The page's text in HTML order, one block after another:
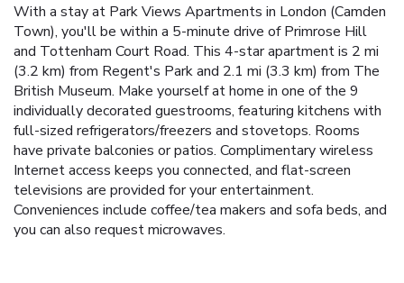
With a stay at Park Views Apartments in London (Camden
Town), you'll be within a 5-minute drive of Primrose Hill
and Tottenham Court Road. This 4-star apartment is 2 mi
(3.2 km) from Regent's Park and 2.1 mi (3.3 km) from The
British Museum. Make yourself at home in one of the 9
individually decorated guestrooms, featuring kitchens with
full-sized refrigerators/freezers and stovetops. Rooms
have private balconies or patios. Complimentary wireless
Internet access keeps you connected, and flat-screen
televisions are provided for your entertainment.
Conveniences include coffee/tea makers and sofa beds, and
you can also request microwaves.